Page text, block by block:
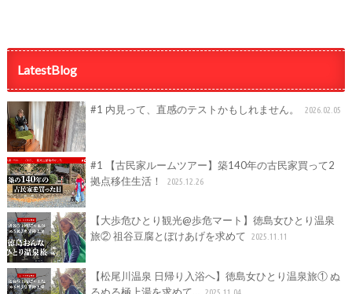
LatestBlog
#1 内見って、直感のテストかもしれません。 2026.02.05
#1 【古民家ルームツアー】築140年の古民家買って2
拠点移住生活！
2025.12.26
【大歩危ひとり観光@歩危マート】徳島女ひとり温泉
旅② 祖谷豆腐とぼけあげを求めて
2025.11.11
【松尾川温泉 日帰り入浴へ】徳島女ひとり温泉旅① ぬ
るぬる極上湯を求めて… 2025.11.04